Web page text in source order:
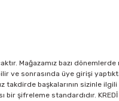
Mağazamız bazı
ve sonrasında üye girişi
başkalarının sizinle ilgili
şifreleme standardıdır. KREDİ